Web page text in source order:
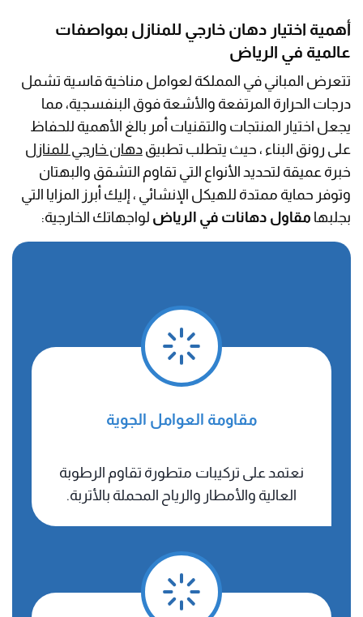
أهمية اختيار دهان خارجي للمنازل بمواصفات
عالمية في الرياض
​تتعرض المباني في المملكة لعوامل مناخية قاسية تشمل
درجات الحرارة المرتفعة والأشعة فوق البنفسجية، مما
يجعل اختيار المنتجات والتقنيات أمر بالغ الأهمية للحفاظ
على رونق البناء ، حيث يتطلب تطبيقدهان خارجي للمنازل
خبرة عميقة لتحديد الأنواع التي تقاوم التشقق والبهتان
وتوفر حماية ممتدة للهيكل الإنشائي ، إليك أبرز المزايا التي
بجلبها مقاول دهانات في الرياض لواجهاتك الخارجية:
​مقاومة العوامل الجوية
نعتمد على تركيبات متطورة تقاوم الرطوبة
العالية والأمطار والرياح المحملة بالأتربة.